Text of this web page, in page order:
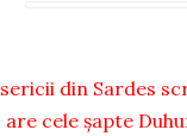
din Sardes
are cele şapte